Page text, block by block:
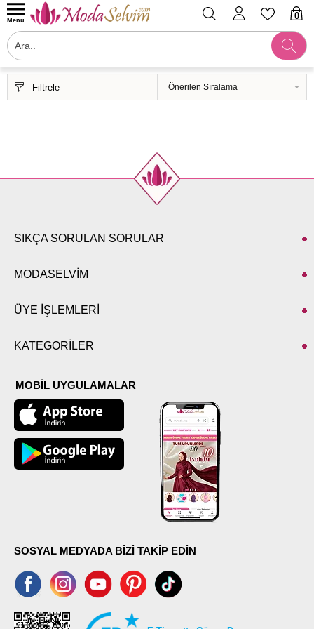
0
Menü
Filtrele
SIKÇA SORULAN SORULAR
MODASELVİM
ÜYE İŞLEMLERİ
KATEGORİLER
MOBİL UYGULAMALAR
SOSYAL MEDYADA BİZİ TAKİP EDİN